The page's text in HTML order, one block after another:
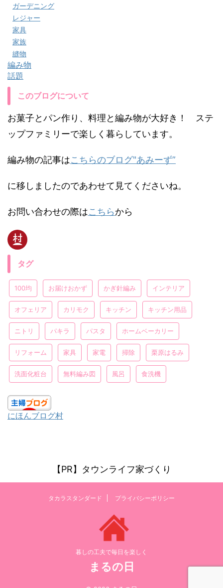
ガーデニング
レジャー
家具
家族
縫物
編み物
話題
このブログについて
お菓子とパン作り、料理と編み物が大好き！ ステ
ップファミリーで楽しく暮らしています。
編み物の記事はこちらのブログ"あみーず”
に移しましたのであわせて見てくださいね。
お問い合わせの際はこちらから
タグ
100均 お届けおかず かぎ針編み インテリア
オフェリア カリモク キッチン キッチン用品
ニトリ パキラ パスタ ホームベーカリー
リフォーム 家具 家電 掃除 栗原はるみ
洗面化粧台 無料編み図 風呂 食洗機
にほんブログ村
【PR】タウンライフ家づくり
タカラスタンダード プライバシーポリシー
暮しの工夫で毎日を楽しく
まるの日